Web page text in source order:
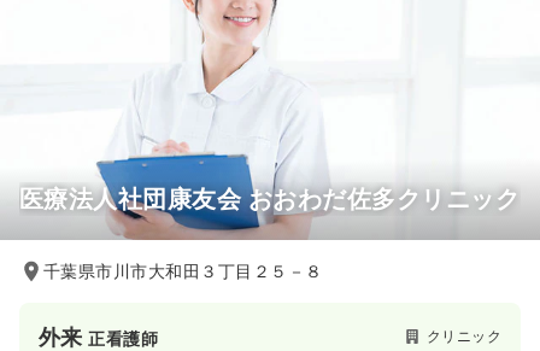
オンコールあり
気になる
医療法人社団康友会 おおわだ佐多クリニック
千葉県市川市大和田３丁目２５－８
外来正看護師 クリニック